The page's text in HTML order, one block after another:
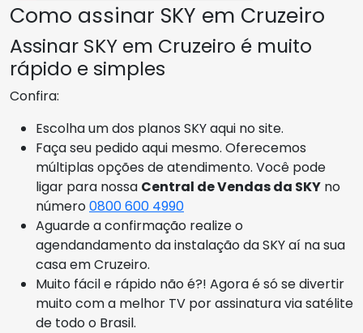
Como assinar SKY em Cruzeiro
Assinar SKY em Cruzeiro é muito
rápido e simples
Confira:
Escolha um dos planos SKY aqui no site.
Faça seu pedido aqui mesmo. Oferecemos
múltiplas opções de atendimento. Você pode
ligar para nossa Central de Vendas da SKY no
número0800 600 4990
Aguarde a confirmação realize o
agendandamento da instalação da SKY aí na sua
casa em Cruzeiro.
Muito fácil e rápido não é?! Agora é só se divertir
muito com a melhor TV por assinatura via satélite
de todo o Brasil.